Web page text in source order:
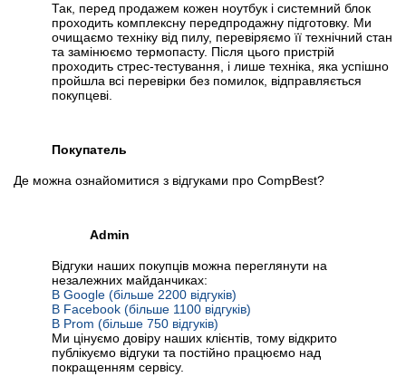
Так, перед продажем кожен ноутбук і системний блок
проходить комплексну передпродажну підготовку. Ми
очищаємо техніку від пилу, перевіряємо її технічний стан
та замінюємо термопасту. Після цього пристрій
проходить стрес-тестування, і лише техніка, яка успішно
пройшла всі перевірки без помилок, відправляється
покупцеві.
Покупатель
Де можна ознайомитися з відгуками про CompBest?
Admin
Відгуки наших покупців можна переглянути на
незалежних майданчиках:
В Google (більше 2200 відгуків)
В Facebook (більше 1100 відгуків)
В Prom (більше 750 відгуків)
Ми цінуємо довіру наших клієнтів, тому відкрито
публікуємо відгуки та постійно працюємо над
покращенням сервісу.